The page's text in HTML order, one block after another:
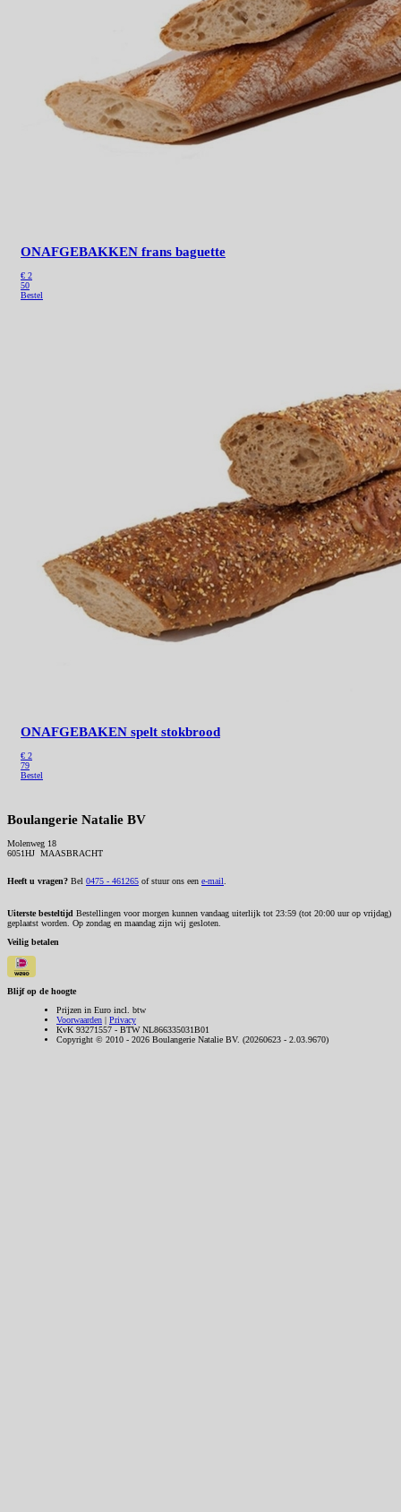
ONAFGEBAKKEN frans baguette
€ 2
50
Bestel
ONAFGEBAKEN spelt stokbrood
€ 2
79
Bestel
Boulangerie Natalie BV
Molenweg 18
6051HJ MAASBRACHT
Heeft u vragen? Bel 0475 - 461265 of stuur ons een e-mail
Uiterste besteltijd Bestellingen voor morgen kunnen vandaag uiterlijk tot 23:59 (tot 20:00 uur op vrijdag)
geplaatst worden. Op zondag en maandag zijn wij gesloten.
Veilig betalen
Blijf op de hoogte
Prijzen in Euro incl. btw
Voorwaarden | Privacy
KvK 93271557 - BTW NL866335031B01
Copyright © 2010 - 2026 Boulangerie Natalie BV. (20260623 - 2.03.9670)